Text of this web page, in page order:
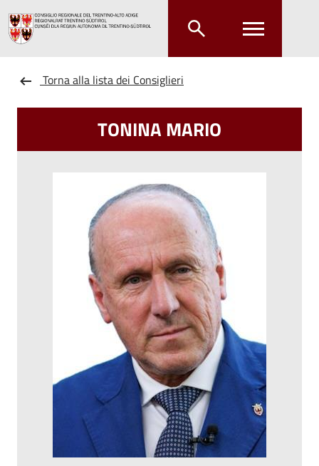
Torna alla lista dei Consiglieri
TONINA MARIO